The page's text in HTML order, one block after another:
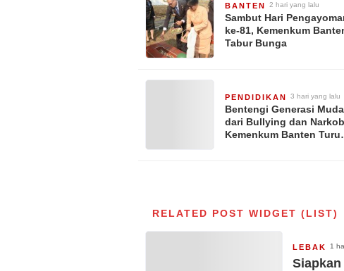
BANTEN 2 hari yang lalu
Sambut Hari
ke-81, Kemenkum
Tabur Bunga
PENDIDIKAN 3 hari yang lalu
Bentengi Generasi Muda
dari Bullying dan
Kemenkum Banten
RELATED POST WIDGET (LIST)
LEBAK 1
Siapkan